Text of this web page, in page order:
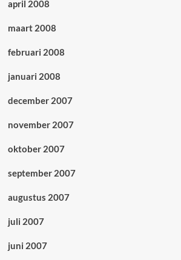
april 2008
maart 2008
februari 2008
januari 2008
december 2007
november 2007
oktober 2007
september 2007
augustus 2007
juli 2007
juni 2007